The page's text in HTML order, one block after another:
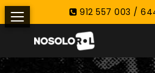
912 557 003 /